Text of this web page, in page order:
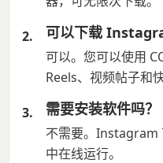
可以下载
可以。您可以使用
Reels、视频帖子和快
需要安装软件吗？
不需要。Instagram
中在线运行。